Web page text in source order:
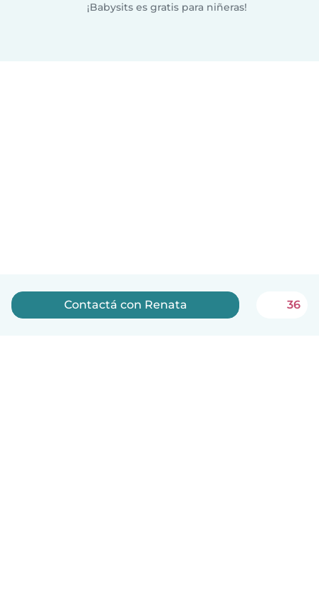
¡Babysits es gratis para niñeras!
Contactá con Renata 36